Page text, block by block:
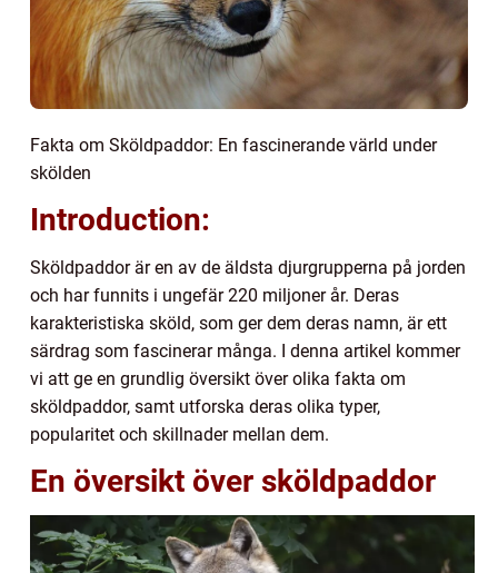
Fakta om Sköldpaddor: En fascinerande värld under
skölden
Introduction:
Sköldpaddor är en av de äldsta djurgrupperna på jorden
och har funnits i ungefär 220 miljoner år. Deras
karakteristiska sköld, som ger dem deras namn, är ett
särdrag som fascinerar många. I denna artikel kommer
vi att ge en grundlig översikt över olika fakta om
sköldpaddor, samt utforska deras olika typer,
popularitet och skillnader mellan dem.
En översikt över sköldpaddor